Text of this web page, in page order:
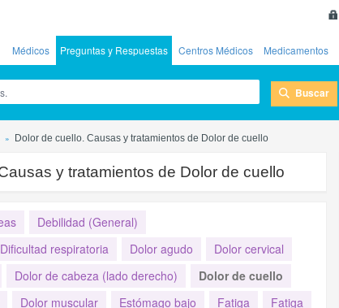
Médicos Preguntas y Respuestas Centros Médicos Medicamentos
Buscar
Dolor de cuello. Causas y tratamientos de Dolor de cuello
y tratamientos de Dolor de cuello
Debilidad (General)
Dificultad respiratoria Dolor agudo
Dolor cervical
Dolor de cabeza (lado derecho)
Dolor de cuello
Dolor muscular Estómago bajo Fatiga
Fatiga